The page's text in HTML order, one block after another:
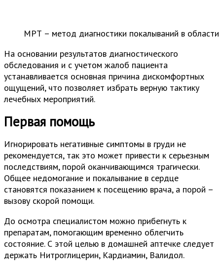
МРТ – метод диагностики покалываний в
На основании результатов диагностического
обследования и с учетом жалоб пациента
устанавливается основная причина дискомфортных
ощущений, что позволяет избрать верную тактику
лечебных мероприятий.
Первая помощь
Игнорировать негативные симптомы в груди не
рекомендуется, так это может привести к серьезным
последствиям, порой оканчивающимся трагически.
Общее недомогание и покалывание в сердце
становятся показанием к посещению врача, а порой –
вызову скорой помощи.
До осмотра специалистом можно прибегнуть к
препаратам, помогающим временно облегчить
состояние. С этой целью в домашней аптечке следует
держать Нитроглицерин, Кардиамин, Валидол.